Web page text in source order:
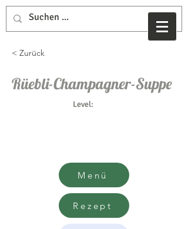
< Zurück
Rüebli-Champagner-Suppe
Level:
Menü
Rezept